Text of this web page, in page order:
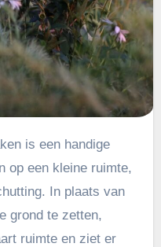
op een kleine ruimte,
In plaats van
grond te zetten,
ruimte en ziet er